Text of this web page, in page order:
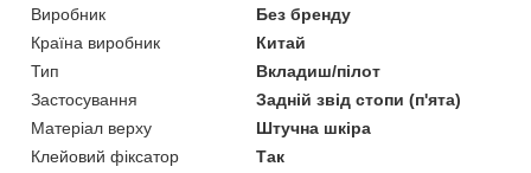
Виробник
Без бренду
Країна виробник
Китай
Тип
Вкладиш/пілот
Застосування
Задній звід стопи (п'ята)
Матеріал верху
Штучна шкіра
Клейовий фіксатор
Так